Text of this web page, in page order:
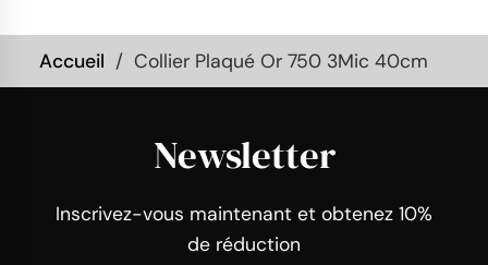
Accueil Collier Plaqué Or 750 3Mic 40cm
Newsletter
Inscrivez-vous maintenant et obtenez 10%
de réduction